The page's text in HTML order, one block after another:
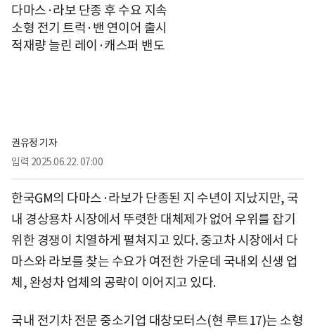
다마스·라보 단종 후 수요 지속
소형 전기 트럭·밴 연이어 출시
적재량 늘린 레이·캐스퍼 밴도
권유정 기자
입력 2025.06.22. 07:00
한국GM의 다마스·라보가 단종된 지 수년이 지났지만, 국
내 경상용차 시장에서 뚜렷한 대체제가 없어 우위를 잡기
위한 경쟁이 치열하게 펼쳐지고 있다. 중고차 시장에서 다
마스와 라보를 찾는 수요가 여전한 가운데 국내외 신생 업
체, 완성차 업체의 공략이 이어지고 있다.
국내 전기차 전문 중소기업 대창모터스(현 루트17)는 소형